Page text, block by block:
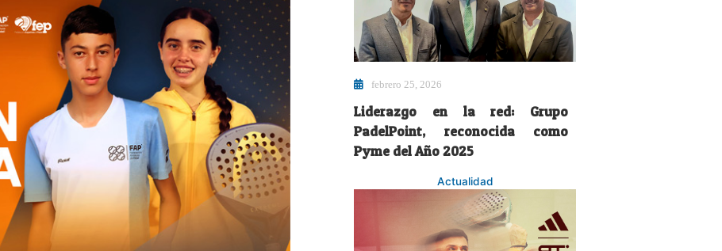
febrero 25, 2026
Liderazgo en la red: Grupo
PadelPoint, reconocida como
Pyme del Año 2025
Actualidad